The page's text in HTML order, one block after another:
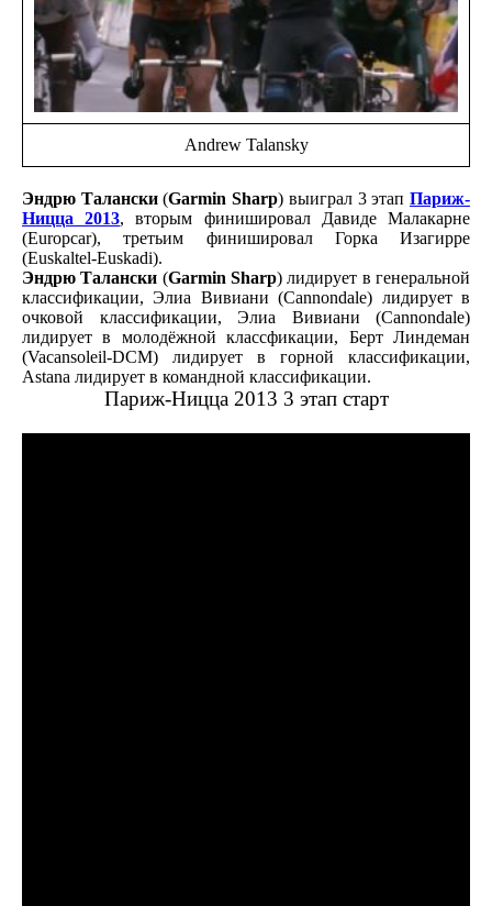
Andrew Talansky
Эндрю Талански(Garmin Sharp) выиграл 3 этапПариж-
Ницца 2013, вторым финишировал Давиде Малакарне
(Europcar), третьим финишировал Горка Изагирре
(Euskaltel-Euskadi).
Эндрю Талански (Garmin Sharp) лидирует в генеральной
классификации, Элиа Вивиани (Cannondale) лидирует в
очковой классификации, Элиа Вивиани (Cannondale)
лидирует в молодёжной классфикации, Берт Линдеман
(Vacansoleil-DCM) лидирует в горной классификации,
Astana лидирует в командной классификации.
Париж-Ницца 2013 3 этап старт